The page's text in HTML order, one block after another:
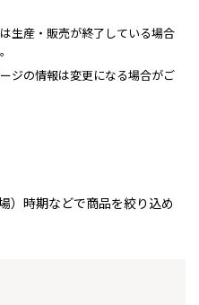
生産・販売が終了している場合
ジの情報は変更になる場合がご
）時期などで商品を絞り込め